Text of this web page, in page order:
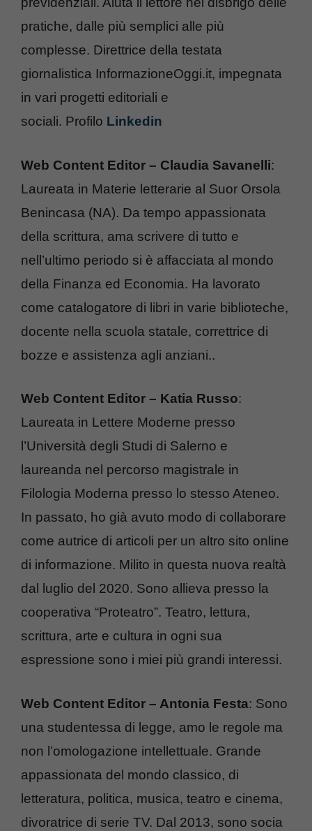
pratiche, dalle più semplici alle più
complesse. Direttrice della testata
giornalistica InformazioneOggi.it, impegnata
in vari progetti editoriali e
sociali. Profilo Linkedin
Web Content Editor – Claudia Savanelli:
Laureata in Materie letterarie al Suor Orsola
Benincasa (NA). Da tempo appassionata
della scrittura, ama scrivere di tutto e
nell’ultimo periodo si è affacciata al mondo
della Finanza ed Economia. Ha lavorato
come catalogatore di libri in varie biblioteche,
docente nella scuola statale, correttrice di
bozze e assistenza agli anziani..
Web Content Editor – Katia Russo:
Laureata in Lettere Moderne presso
l’Università degli Studi di Salerno e
laureanda nel percorso magistrale in
Filologia Moderna presso lo stesso Ateneo.
In passato, ho già avuto modo di collaborare
come autrice di articoli per un altro sito online
di informazione. Milito in questa nuova realtà
dal luglio del 2020. Sono allieva presso la
cooperativa “Proteatro”. Teatro, lettura,
scrittura, arte e cultura in ogni sua
espressione sono i miei più grandi interessi.
Web Content Editor – Antonia Festa: Sono
una studentessa di legge, amo le regole ma
non l’omologazione intellettuale. Grande
appassionata del mondo classico, di
letteratura, politica, musica, teatro e cinema,
divoratrice di serie TV. Dal 2013, sono socia